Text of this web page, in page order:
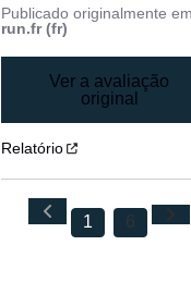
Publicado originalmente
run.fr (fr)
Ver a avaliação
original
Relatório
1 6